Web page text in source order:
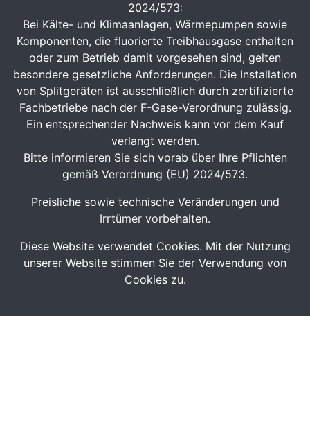
2024/573:
Bei Kälte- und Klimaanlagen, Wärmepumpen sowie
Komponenten, die fluorierte Treibhausgase enthalten
oder zum Betrieb damit vorgesehen sind, gelten
besondere gesetzliche Anforderungen. Die Installation
von Splitgeräten ist ausschließlich durch zertifizierte
Fachbetriebe nach der F-Gase-Verordnung zulässig.
Ein entsprechender Nachweis kann vor dem Kauf
verlangt werden.
Bitte informieren Sie sich vorab über Ihre Pflichten
gemäß Verordnung (EU) 2024/573.
Preisliche sowie technische Veränderungen und
Irrtümer vorbehalten.
Diese Website verwendet Cookies. Mit der Nutzung
unserer Website stimmen Sie der Verwendung von
Cookies zu.